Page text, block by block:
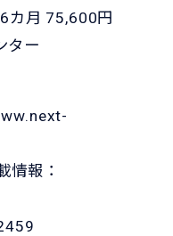
月 75,600円
ター
情報：